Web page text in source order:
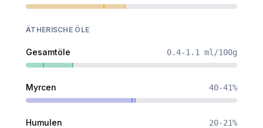
ÄTHERISCHE ÖLE
Gesamtöle 0.4-1.1 ml/100g
Myrcen 40-41%
Humulen 20-21%